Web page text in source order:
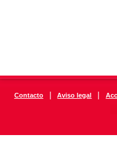
Contacto | Aviso legal |